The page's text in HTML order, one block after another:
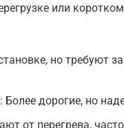
или
но требуют
дорогие, но
от перегрева,